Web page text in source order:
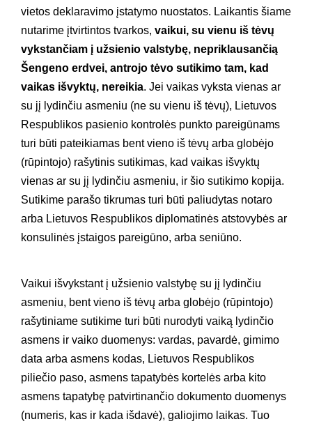
vietos deklaravimo įstatymo nuostatos. Laikantis šiame
nutarime įtvirtintos tvarkos, vaikui, su vienu iš tėvų
vykstančiam į užsienio valstybę, nepriklausančią
Šengeno erdvei, antrojo tėvo sutikimo tam, kad
vaikas išvyktų, nereikia. Jei vaikas vyksta vienas ar
su jį lydinčiu asmeniu (ne su vienu iš tėvų), Lietuvos
Respublikos pasienio kontrolės punkto pareigūnams
turi būti pateikiamas bent vieno iš tėvų arba globėjo
(rūpintojo) rašytinis sutikimas, kad vaikas išvyktų
vienas ar su jį lydinčiu asmeniu, ir šio sutikimo kopija.
Sutikime parašo tikrumas turi būti paliudytas notaro
arba Lietuvos Respublikos diplomatinės atstovybės ar
konsulinės įstaigos pareigūno, arba seniūno.
Vaikui išvykstant į užsienio valstybę su jį lydinčiu
asmeniu, bent vieno iš tėvų arba globėjo (rūpintojo)
rašytiniame sutikime turi būti nurodyti vaiką lydinčio
asmens ir vaiko duomenys: vardas, pavardė, gimimo
data arba asmens kodas, Lietuvos Respublikos
piliečio paso, asmens tapatybės kortelės arba kito
asmens tapatybę patvirtinančio dokumento duomenys
(numeris, kas ir kada išdavė), galiojimo laikas. Tuo